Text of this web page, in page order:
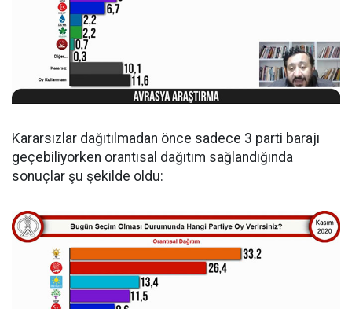
Kararsızlar dağıtılmadan önce sadece 3 parti barajı
geçebiliyorken orantısal dağıtım sağlandığında
sonuçlar şu şekilde oldu: